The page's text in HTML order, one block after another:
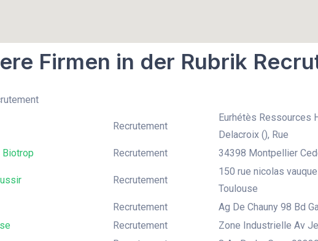
Firmen in der Rubrik
Recrutement
Eurhétès Ressources
Delacroix (), Rue
Biotrop
Recrutement 34398 Montpellier
Recrutement
150 rue nicolas
Toulouse
Recrutement
Ag De Chauny 98 Bd
Recrutement
Zone Industrielle Av